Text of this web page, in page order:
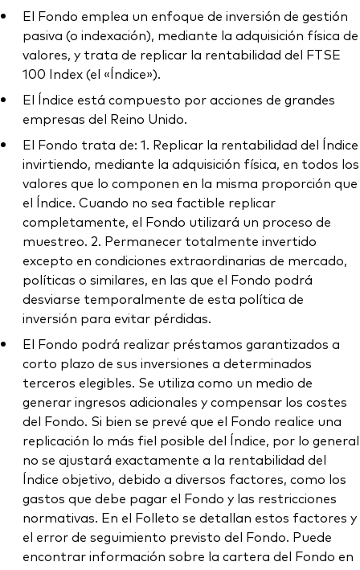
El Fondo emplea un enfoque de inversión de gestión
pasiva (o indexación), mediante la adquisición física de
valores, y trata de replicar la rentabilidad del FTSE
100 Index (el «Índice»).
El Índice está compuesto por acciones de grandes
empresas del Reino Unido.
El Fondo trata de: 1. Replicar la rentabilidad del Índice
invirtiendo, mediante la adquisición física, en todos los
valores que lo componen en la misma proporción que
el Índice. Cuando no sea factible replicar
completamente, el Fondo utilizará un proceso de
muestreo. 2. Permanecer totalmente invertido
excepto en condiciones extraordinarias de mercado,
políticas o similares, en las que el Fondo podrá
desviarse temporalmente de esta política de
inversión para evitar pérdidas.
El Fondo podrá realizar préstamos garantizados a
corto plazo de sus inversiones a determinados
terceros elegibles. Se utiliza como un medio de
generar ingresos adicionales y compensar los costes
del Fondo. Si bien se prevé que el Fondo realice una
replicación lo más fiel posible del Índice, por lo general
no se ajustará exactamente a la rentabilidad del
Índice objetivo, debido a diversos factores, como los
gastos que debe pagar el Fondo y las restricciones
normativas. En el Folleto se detallan estos factores y
el error de seguimiento previsto del Fondo. Puede
encontrar información sobre la cartera del Fondo en